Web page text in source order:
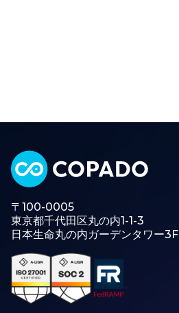
〒100-0005
東京都千代田区丸の内1-1-3
日本生命丸の内ガーデンタワー3F